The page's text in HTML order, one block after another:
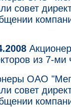
совет
из 7-ми
ОАО
совет